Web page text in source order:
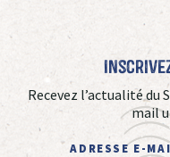
Recevez l’actualité du
mail
ADRESSE E-